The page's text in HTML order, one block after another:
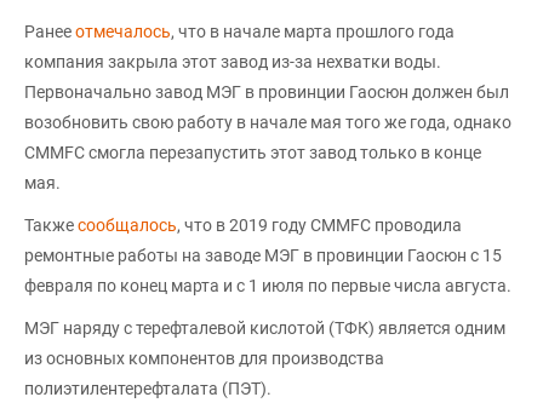
Ранееотмечалось, что в начале марта прошлого года
компания закрыла этот завод из-за нехватки воды.
Первоначально завод МЭГ в провинции Гаосюн должен был
возобновить свою работу в начале мая того же года, однако
CMMFC смогла перезапустить этот завод только в конце
мая.
Такжесообщалось, что в 2019 году CMMFC проводила
ремонтные работы на заводе МЭГ в провинции Гаосюн с 15
февраля по конец марта и с 1 июля по первые числа августа.
МЭГ наряду с терефталевой кислотой (ТФК) является одним
из основных компонентов для производства
полиэтилентерефталата (ПЭТ).